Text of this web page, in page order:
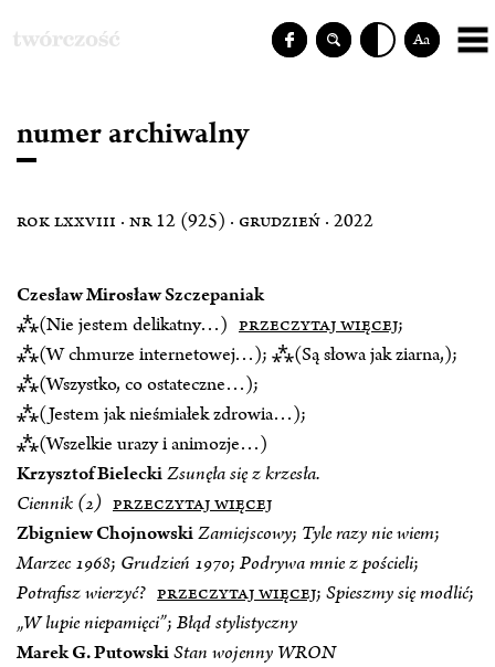
Aa
numer archiwalny
rok lxxviii · nr 12 (925) · grudzień · 2022
Czesław Mirosław Szczepaniak
⁂(Nie jestem delikatny…) przeczytaj więcej;
⁂(W chmurze internetowej…); ⁂(Są słowa jak ziarna,);
⁂(Wszystko, co ostateczne…);
⁂(Jestem jak nieśmiałek zdrowia…);
⁂(Wszelkie urazy i animozje…)
Krzysztof BieleckiZsunęła się z krzesła.
Ciennik (2) przeczytaj więcej
Zbigniew ChojnowskiZamiejscowy; Tyle razy nie wiem;
Marzec 1968; Grudzień 1970; Podrywa mnie z pościeli;
Potrafisz wierzyć? przeczytaj więcej; Spieszmy się modlić;
„W lupie niepamięci”; Błąd stylistyczny
Marek G. PutowskiStan wojenny WRON